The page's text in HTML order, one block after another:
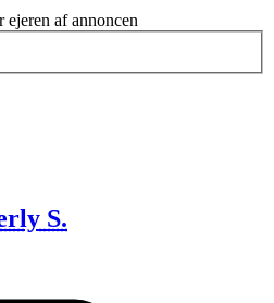
af annoncen
S.